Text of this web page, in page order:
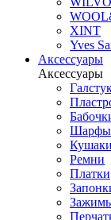
XINT
Yves
Аксессуары
Аксессуары
Шарфы
Кушаки
Ремни
Платки
Зажимы